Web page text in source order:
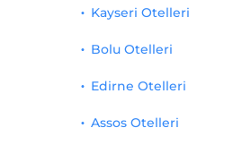
Kayseri Otelleri
Bolu Otelleri
Edirne Otelleri
Assos Otelleri